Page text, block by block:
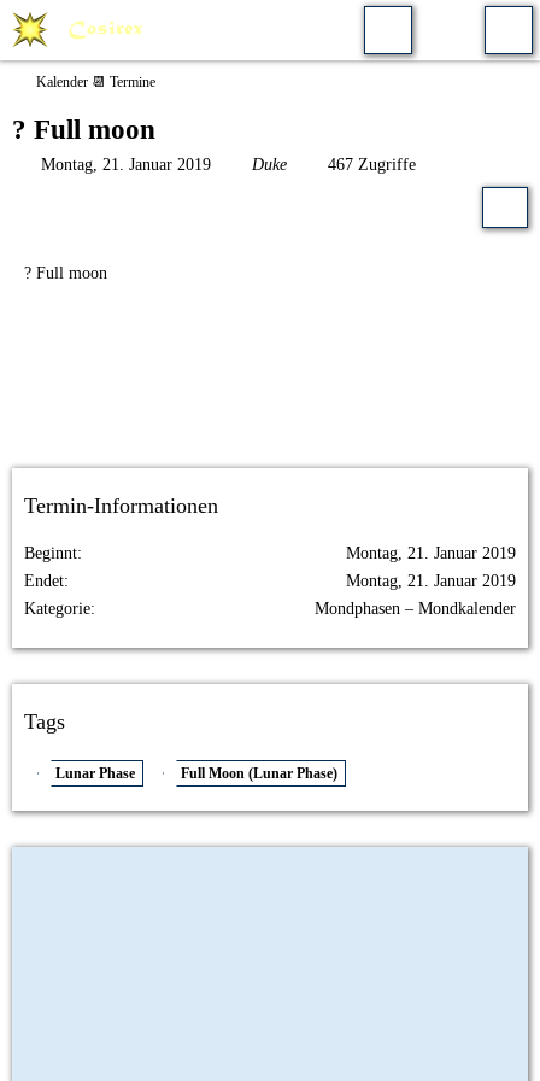
Kalender 📆 Termine
? Full moon
Montag, 21. Januar 2019 Duke 467 Zugriffe
? Full moon
Termin-Informationen
Beginnt
Montag, 21. Januar 2019
Endet
Montag, 21. Januar 2019
Kategorie
Mondphasen – Mondkalender
Tags
Lunar Phase Full Moon (Lunar Phase)